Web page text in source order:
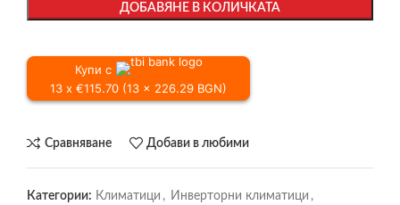
ДОБАВЯНЕ В КОЛИЧКАТА
Купи с
13 x €115.70 (13 x 226.29 BGN)
Сравняване Добави в любими
Категории: Климатици , Инверторни климатици ,